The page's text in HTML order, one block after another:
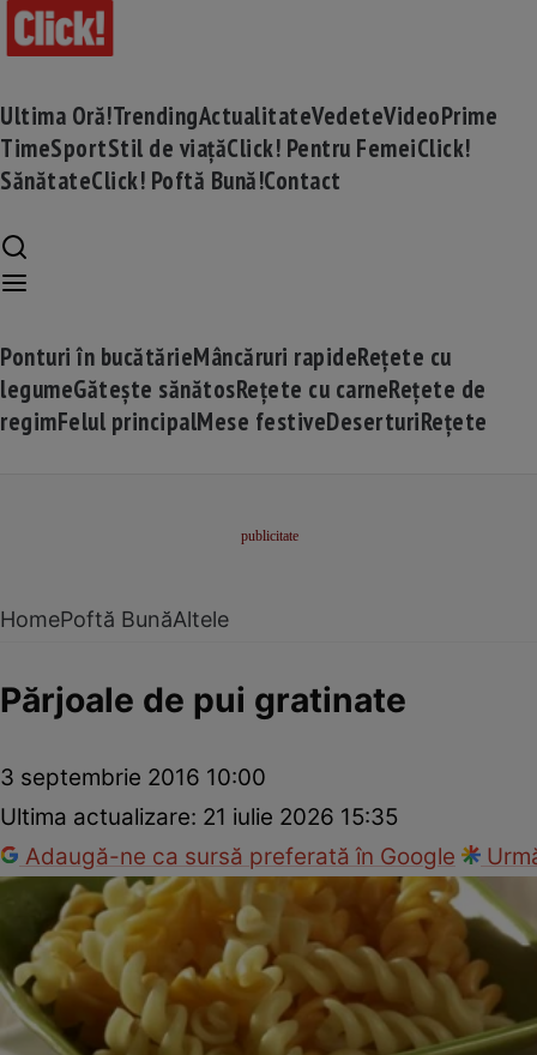
Ultima Oră!TrendingActualitateVedeteVideoPrime
TimeSportStil de viațăClick! Pentru FemeiClick!
SănătateClick! Poftă Bună!Contact
Ponturi în bucătărieMâncăruri rapideRețete cu
legumeGătește sănătosRețete cu carneRețete de
regimFelul principalMese festiveDeserturiRețete
HomePoftă BunăAltele
Părjoale de pui gratinate
3 septembrie 2016 10:00
Ultima actualizare: 21 iulie 2026 15:35
Adaugă-ne ca sursă preferată în Google